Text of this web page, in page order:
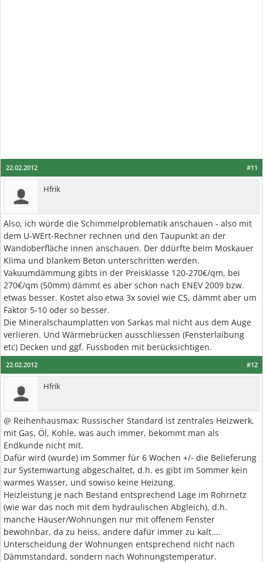
#11
22.02.2012
Hfrik
Also, ich würde die Schimmelproblematik anschauen - also mit
dem U-WErt-Rechner rechnen und den Taupunkt an der
Wandoberfläche innen anschauen. Der ddürfte beim Moskauer
Klima und blankem Beton unterschritten werden.
Vakuumdämmung gibts in der Preisklasse 120-270€/qm, bei
270€/qm (50mm) dämmt es aber schon nach ENEV 2009 bzw.
etwas besser. Kostet also etwa 3x soviel wie CS, dämmt aber um
Faktor 5-10 oder so besser.
Die Mineralschaumplatten von Sarkas mal nicht aus dem Auge
verlieren. Und Wärmebrücken ausschliessen (Fensterlaibung
etc) Decken und ggf. Fussboden mit berücksichtigen.
#12
22.02.2012
Hfrik
@ Reihenhausmax: Russischer Standard ist zentrales Heizwerk,
mit Gas, Öl, Kohle, was auch immer, bekommt man als
Endkunde nicht mit.
Dafür wird (wurde) im Sommer für 6 Wochen +/- die Belieferung
zur Systemwartung abgeschaltet, d.h. es gibt im Sommer kein
warmes Wasser, und sowiso keine Heizung.
Heizleistung je nach Bestand entsprechend Lage im Rohrnetz
(wie war das noch mit dem hydraulischen Abgleich), d.h.
manche Häuser/Wohnungen nur mit offenem Fenster
bewohnbar, da zu heiss, andere dafür immer zu kalt....
Unterscheidung der Wohnungen entsprechend nicht nach
Dämmstandard, sondern nach Wohnungstemperatur.